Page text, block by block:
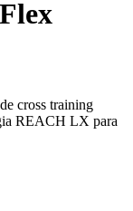
cross training
REACH LX para